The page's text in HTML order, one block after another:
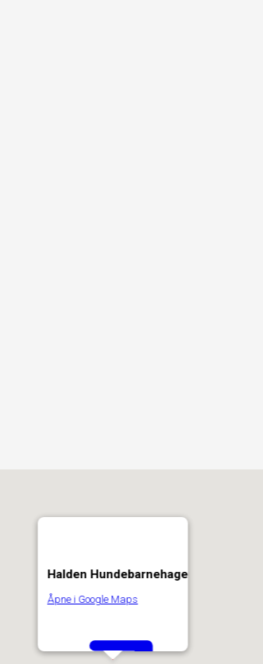
Halden Hundebarnehage
Åpne i Google Maps